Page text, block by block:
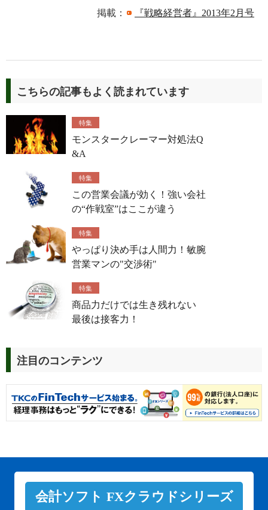
掲載： 『戦略経営者』2013年2月号
こちらの記事もよく読まれています
特集
モンスタークレーマー対処法Q
&A
特集
この営業会議が効く！強い会社
の“作戦室”はここが違う
特集
やっぱり決め手は人間力！敏腕
営業マンの"交渉術"
特集
商品力だけでは生き残れない
最後は接客力！
注目のコンテンツ
会計ソフト FXクラウドシリーズ